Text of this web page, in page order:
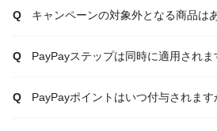
キャンペーンの対象外となる商品は
PayPayステップは同時に適用されま
PayPayポイントはいつ付与されます